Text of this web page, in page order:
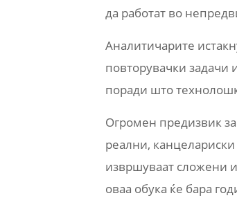
да работат во
Аналитичарите
повторувачки задачи
поради што
Огромен предизвик
реални,
извршуваат сложени
оваа обука ќе бара